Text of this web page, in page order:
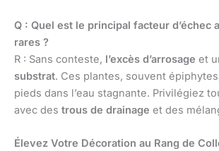
Q : Quel est le principal facteur d’échec
rares ?
R : Sans conteste, l’excès d’arrosage et
substrat. Ces plantes, souvent
pieds dans l’eau stagnante. Privilégiez
avec des trous de drainage et des
Élevez Votre Décoration au Rang de